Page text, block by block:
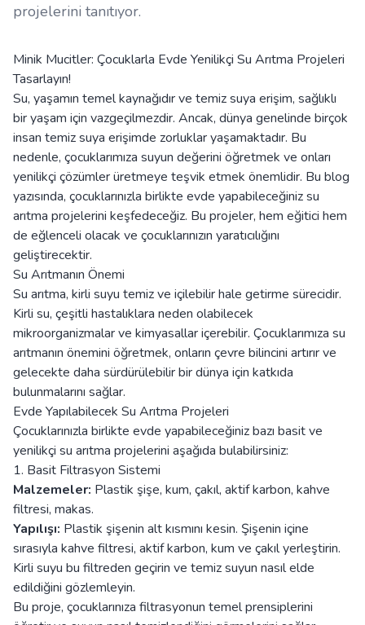
projelerini tanıtıyor.
Minik Mucitler: Çocuklarla Evde Yenilikçi Su Arıtma Projeleri
Tasarlayın!
Su, yaşamın temel kaynağıdır ve temiz suya erişim, sağlıklı
bir yaşam için vazgeçilmezdir. Ancak, dünya genelinde birçok
insan temiz suya erişimde zorluklar yaşamaktadır. Bu
nedenle, çocuklarımıza suyun değerini öğretmek ve onları
yenilikçi çözümler üretmeye teşvik etmek önemlidir. Bu blog
yazısında, çocuklarınızla birlikte evde yapabileceğiniz su
arıtma projelerini keşfedeceğiz. Bu projeler, hem eğitici hem
de eğlenceli olacak ve çocuklarınızın yaratıcılığını
geliştirecektir.
Su Arıtmanın Önemi
Su arıtma, kirli suyu temiz ve içilebilir hale getirme sürecidir.
Kirli su, çeşitli hastalıklara neden olabilecek
mikroorganizmalar ve kimyasallar içerebilir. Çocuklarımıza su
arıtmanın önemini öğretmek, onların çevre bilincini artırır ve
gelecekte daha sürdürülebilir bir dünya için katkıda
bulunmalarını sağlar.
Evde Yapılabilecek Su Arıtma Projeleri
Çocuklarınızla birlikte evde yapabileceğiniz bazı basit ve
yenilikçi su arıtma projelerini aşağıda bulabilirsiniz:
1. Basit Filtrasyon Sistemi
Malzemeler: Plastik şişe, kum, çakıl, aktif karbon, kahve
filtresi, makas.
Yapılışı: Plastik şişenin alt kısmını kesin. Şişenin içine
sırasıyla kahve filtresi, aktif karbon, kum ve çakıl yerleştirin.
Kirli suyu bu filtreden geçirin ve temiz suyun nasıl elde
edildiğini gözlemleyin.
Bu proje, çocuklarınıza filtrasyonun temel prensiplerini